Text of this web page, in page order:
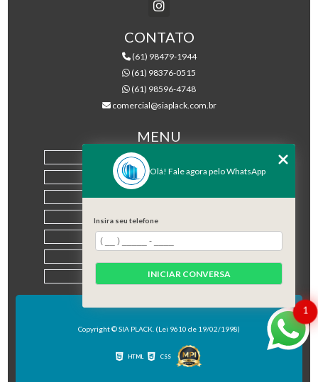
CONTATO
(61) 98479-1944
(61) 98376-0515
(61) 98596-4748
comercial@siaplack.com.br
MENU
EMPRESA
PRODUTOS
MAPA DO SITE
Copyright © SIA PLACK. (Lei 9610 de 19/02/1998)
HTML CSS
1
Olá! Fale agora pelo WhatsApp
Insira seu telefone
INICIAR CONVERSA